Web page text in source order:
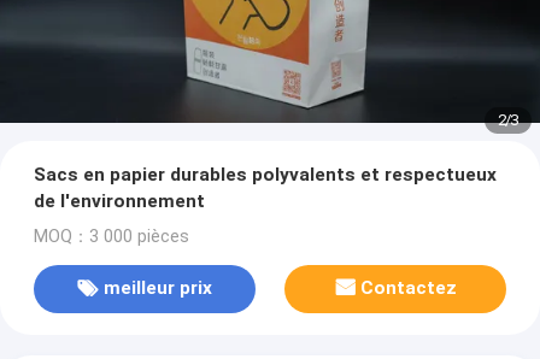
2/3
Sacs en papier durables polyvalents et respectueux
de l'environnement
MOQ：3 000 pièces
meilleur prix Contactez